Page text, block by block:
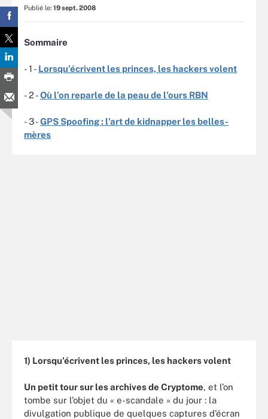
Publié le: 19 sept. 2008
Sommaire
- 1 - Lorsqu’écrivent les princes, les hackers volent
- 2 -Où l’on reparle de la peau de l’ours RBN
- 3 -GPS Spoofing : l’art de kidnapper les belles-
mères
1) Lorsqu’écrivent les princes, les hackers volent
Un petit tour sur les archives de Cryptome, et l’on
tombe sur l’objet du « e-scandale » du jour : la
divulgation publique de quelques captures d’écran